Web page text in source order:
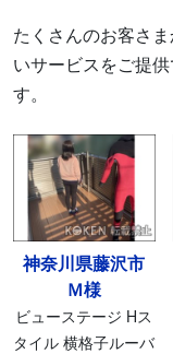
たくさんのお客さ
いサービスをご提
す。
神奈川県藤沢市
Ｍ様
ビューステージ Hス
タイル 横格子ルーバ